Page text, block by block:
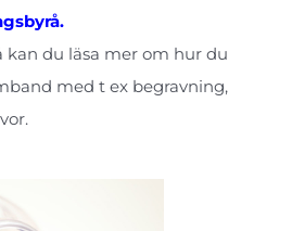
kan du läsa mer om hur du
med t ex begravning,